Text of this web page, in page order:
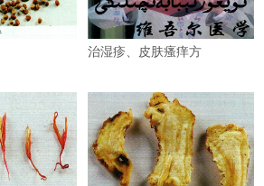
治湿疹、皮肤瘙痒方